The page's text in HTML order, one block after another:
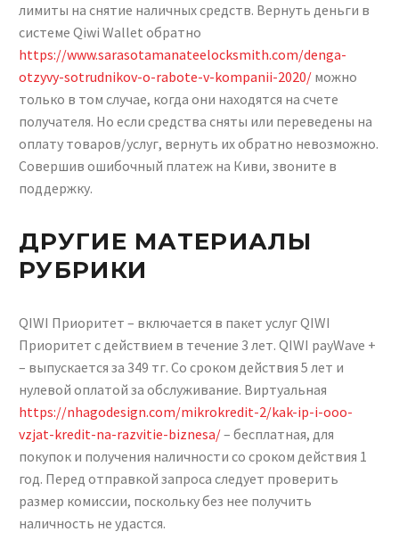
лимиты на снятие наличных средств. Вернуть деньги в
системе Qiwi Wallet обратно
https://www.sarasotamanateelocksmith.com/denga-
otzyvy-sotrudnikov-o-rabote-v-kompanii-2020/ можно
только в том случае, когда они находятся на счете
получателя. Но если средства сняты или переведены на
оплату товаров/услуг, вернуть их обратно невозможно.
Совершив ошибочный платеж на Киви, звоните в
поддержку.
ДРУГИЕ МАТЕРИАЛЫ
РУБРИКИ
QIWI Приоритет – включается в пакет услуг QIWI
Приоритет с действием в течение 3 лет. QIWI payWave +
– выпускается за 349 тг. Со сроком действия 5 лет и
нулевой оплатой за обслуживание. Виртуальная
https://nhagodesign.com/mikrokredit-2/kak-ip-i-ooo-
vzjat-kredit-na-razvitie-biznesa/– бесплатная, для
покупок и получения наличности со сроком действия 1
год. Перед отправкой запроса следует проверить
размер комиссии, поскольку без нее получить
наличность не удастся.